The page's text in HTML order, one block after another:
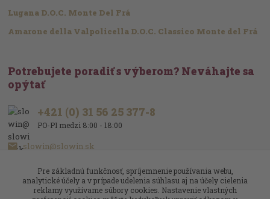
Lugana D.O.C. Monte Del Frá
Amarone della Valpolicella D.O.C. Classico Monte del Frá
Potrebujete poradiť s výberom? Neváhajte sa
opýtať
+421 (0) 31 56 25 377-8
PO-PI medzi 8:00 - 18:00
slowin@slowin.sk
Pre základnú funkčnosť, spríjemnenie používania webu,
analytické účely a v prípade udelenia súhlasu aj na účely cielenia
reklamy využívame súbory cookies. Nastavenie vlastných